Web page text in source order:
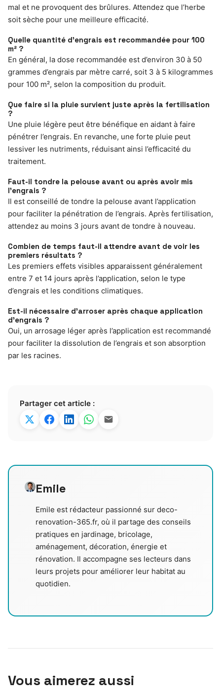
mal et ne provoquent des brûlures. Attendez que l’herbe
soit sèche pour une meilleure efficacité.
Quelle quantité d’engrais est recommandée pour 100
m² ?
En général, la dose recommandée est d’environ 30 à 50
grammes d’engrais par mètre carré, soit 3 à 5 kilogrammes
pour 100 m², selon la composition du produit.
Que faire si la pluie survient juste après la fertilisation
?
Une pluie légère peut être bénéfique en aidant à faire
pénétrer l’engrais. En revanche, une forte pluie peut
lessiver les nutriments, réduisant ainsi l’efficacité du
traitement.
Faut-il tondre la pelouse avant ou après avoir mis
l’engrais ?
Il est conseillé de tondre la pelouse avant l’application
pour faciliter la pénétration de l’engrais. Après fertilisation,
attendez au moins 3 jours avant de tondre à nouveau.
Combien de temps faut-il attendre avant de voir les
premiers résultats ?
Les premiers effets visibles apparaissent généralement
entre 7 et 14 jours après l’application, selon le type
d’engrais et les conditions climatiques.
Est-il nécessaire d’arroser après chaque application
d’engrais ?
Oui, un arrosage léger après l’application est recommandé
pour faciliter la dissolution de l’engrais et son absorption
par les racines.
Partager cet article :
Emile
Emile est rédacteur passionné sur deco-
renovation-365.fr, où il partage des conseils
pratiques en jardinage, bricolage,
aménagement, décoration, énergie et
rénovation. Il accompagne ses lecteurs dans
leurs projets pour améliorer leur habitat au
quotidien.
Vous aimerez aussi